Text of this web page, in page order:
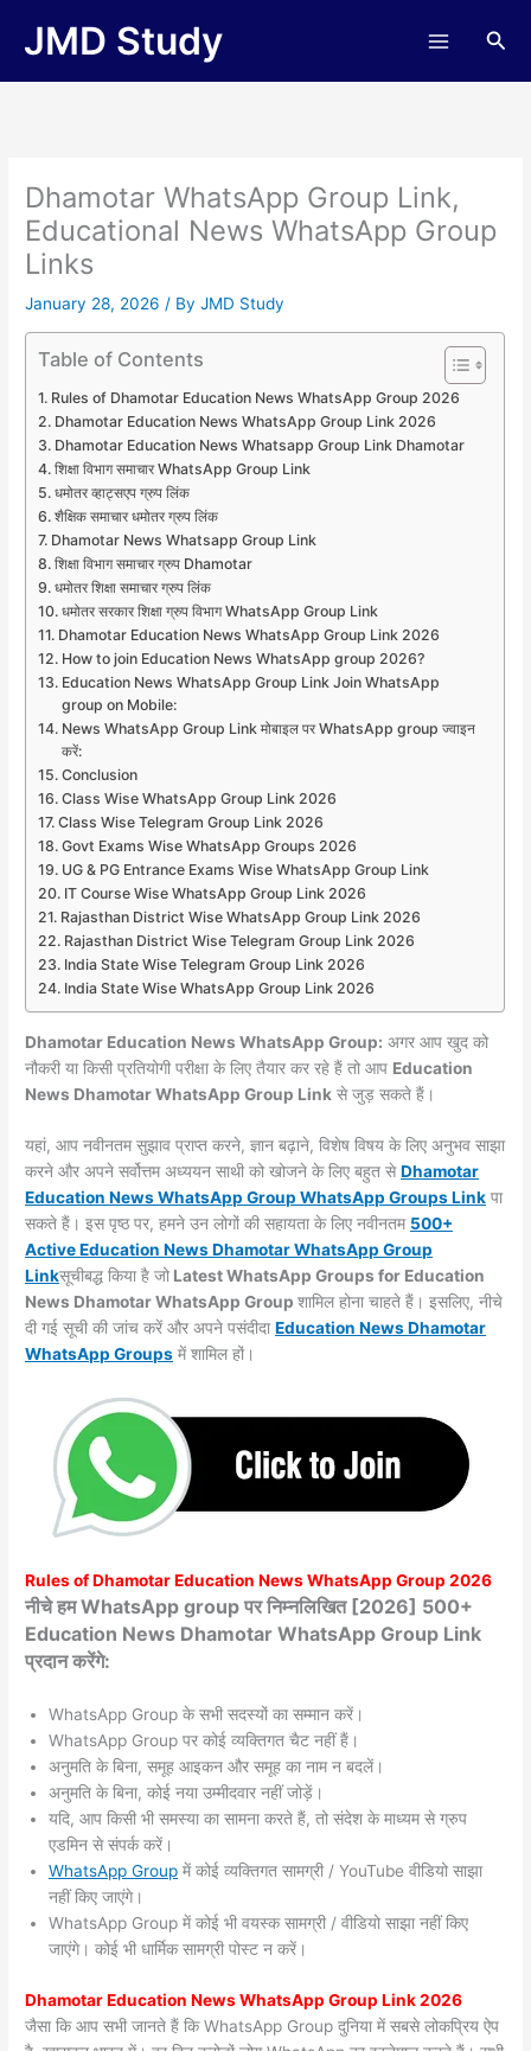
JMD Study
Dhamotar WhatsApp Group Link,
Educational News WhatsApp Group
Links
January 28, 2026/ ByJMD Study
Table of Contents
Rules of Dhamotar Education News WhatsApp Group 2026
Dhamotar Education News WhatsApp Group Link 2026
Dhamotar Education News Whatsapp Group Link Dhamotar
शिक्षा विभाग समाचार WhatsApp Group Link
धमोतर व्हाट्सएप ग्रुप लिंक
शैक्षिक समाचार धमोतर ग्रुप लिंक
Dhamotar News Whatsapp Group Link
शिक्षा विभाग समाचार ग्रुप Dhamotar
धमोतर शिक्षा समाचार ग्रुप लिंक
धमोतर सरकार शिक्षा ग्रुप विभाग WhatsApp Group Link
Dhamotar Education News WhatsApp Group Link 2026
How to join Education News WhatsApp group 2026?
Education News WhatsApp Group Link Join WhatsApp
group on Mobile:
News WhatsApp Group Link मोबाइल पर WhatsApp group ज्वाइन
करें:
Conclusion
Class Wise WhatsApp Group Link 2026
Class Wise Telegram Group Link 2026
Govt Exams Wise WhatsApp Groups 2026
UG & PG Entrance Exams Wise WhatsApp Group Link
IT Course Wise WhatsApp Group Link 2026
Rajasthan District Wise WhatsApp Group Link 2026
Rajasthan District Wise Telegram Group Link 2026
India State Wise Telegram Group Link 2026
India State Wise WhatsApp Group Link 2026
Dhamotar Education News WhatsApp Group: अगर आप खुद को
नौकरी या किसी प्रतियोगी परीक्षा के लिए तैयार कर रहे हैं तो आप Education
News Dhamotar WhatsApp Group Link से जुड़ सकते हैं।
यहां, आप नवीनतम सुझाव प्राप्त करने, ज्ञान बढ़ाने, विशेष विषय के लिए अनुभव साझा
करने और अपने सर्वोत्तम अध्ययन साथी को खोजने के लिए बहुत सेDhamotar
Education News WhatsApp Group WhatsApp GroupsLink पा
सकते हैं। इस पृष्ठ पर, हमने उन लोगों की सहायता के लिए नवीनतम 500+
Active Education News Dhamotar WhatsApp Group
Linkसूचीबद्ध किया है जो Latest WhatsApp Groups for Education
News Dhamotar WhatsApp Groupशामिल होना चाहते हैं। इसलिए, नीचे
दी गई सूची की जांच करें और अपने पसंदीदाEducation News Dhamotar
WhatsAppGroups में शामिल हों।
Rules ofDhamotarEducation News WhatsApp Group 2026
नीचे हम WhatsApp group पर निम्नलिखित [2026] 500+
Education News Dhamotar WhatsApp Group Link
प्रदान करेंगे:
WhatsApp Group के सभी सदस्यों का सम्मान करें।
WhatsApp Group पर कोई व्यक्तिगत चैट नहीं हैं।
अनुमति के बिना, समूह आइकन और समूह का नाम न बदलें।
अनुमति के बिना, कोई नया उम्मीदवार नहीं जोड़ें।
यदि, आप किसी भी समस्या का सामना करते हैं, तो संदेश के माध्यम से ग्रुप
एडमिन से संपर्क करें।
WhatsApp Group में कोई व्यक्तिगत सामग्री / YouTube वीडियो साझा
नहीं किए जाएंगे।
WhatsApp Group में कोई भी वयस्क सामग्री / वीडियो साझा नहीं किए
जाएंगे। कोई भी धार्मिक सामग्री पोस्ट न करें।
DhamotarEducation News WhatsApp Group Link 2026
जैसा कि आप सभी जानते हैं कि WhatsApp Group दुनिया में सबसे लोकप्रिय ऐप